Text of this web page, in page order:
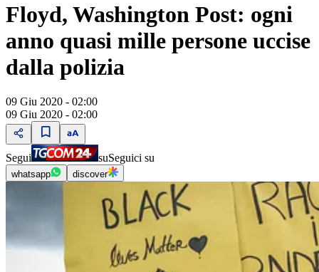
Floyd, Washington Post: ogni
anno quasi mille persone uccise
dalla polizia
09 Giu 2020 - 02:00
09 Giu 2020 - 02:00
Segui suSeguici su
whatsapp discover